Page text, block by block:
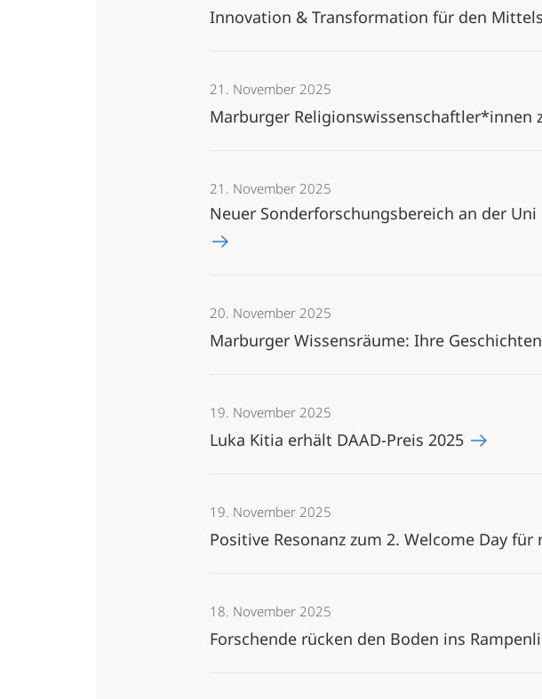
Innovation & Transformation für den
21. November 2025
Marburger Religionswissenschaftler*innen
21. November 2025
Neuer Sonderforschungsbereich an der
20. November 2025
Marburger Wissensräume: Ihre
19. November 2025
Luka Kitia erhält DAAD-Preis 2025
19. November 2025
Positive Resonanz zum 2. Welcome Day
18. November 2025
Forschende rücken den Boden ins